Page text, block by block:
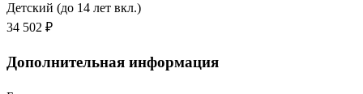
Детский (до 14 лет вкл.)
34 502 ₽
Дополнительная информация